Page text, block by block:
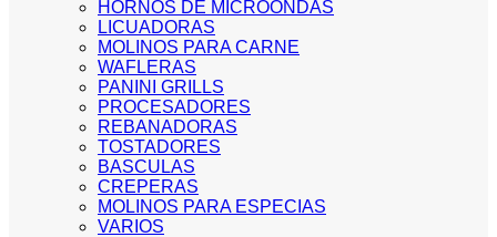
HORNOS DE MICROONDAS
LICUADORAS
MOLINOS PARA CARNE
WAFLERAS
PANINI GRILLS
PROCESADORES
REBANADORAS
TOSTADORES
BASCULAS
CREPERAS
MOLINOS PARA ESPECIAS
VARIOS